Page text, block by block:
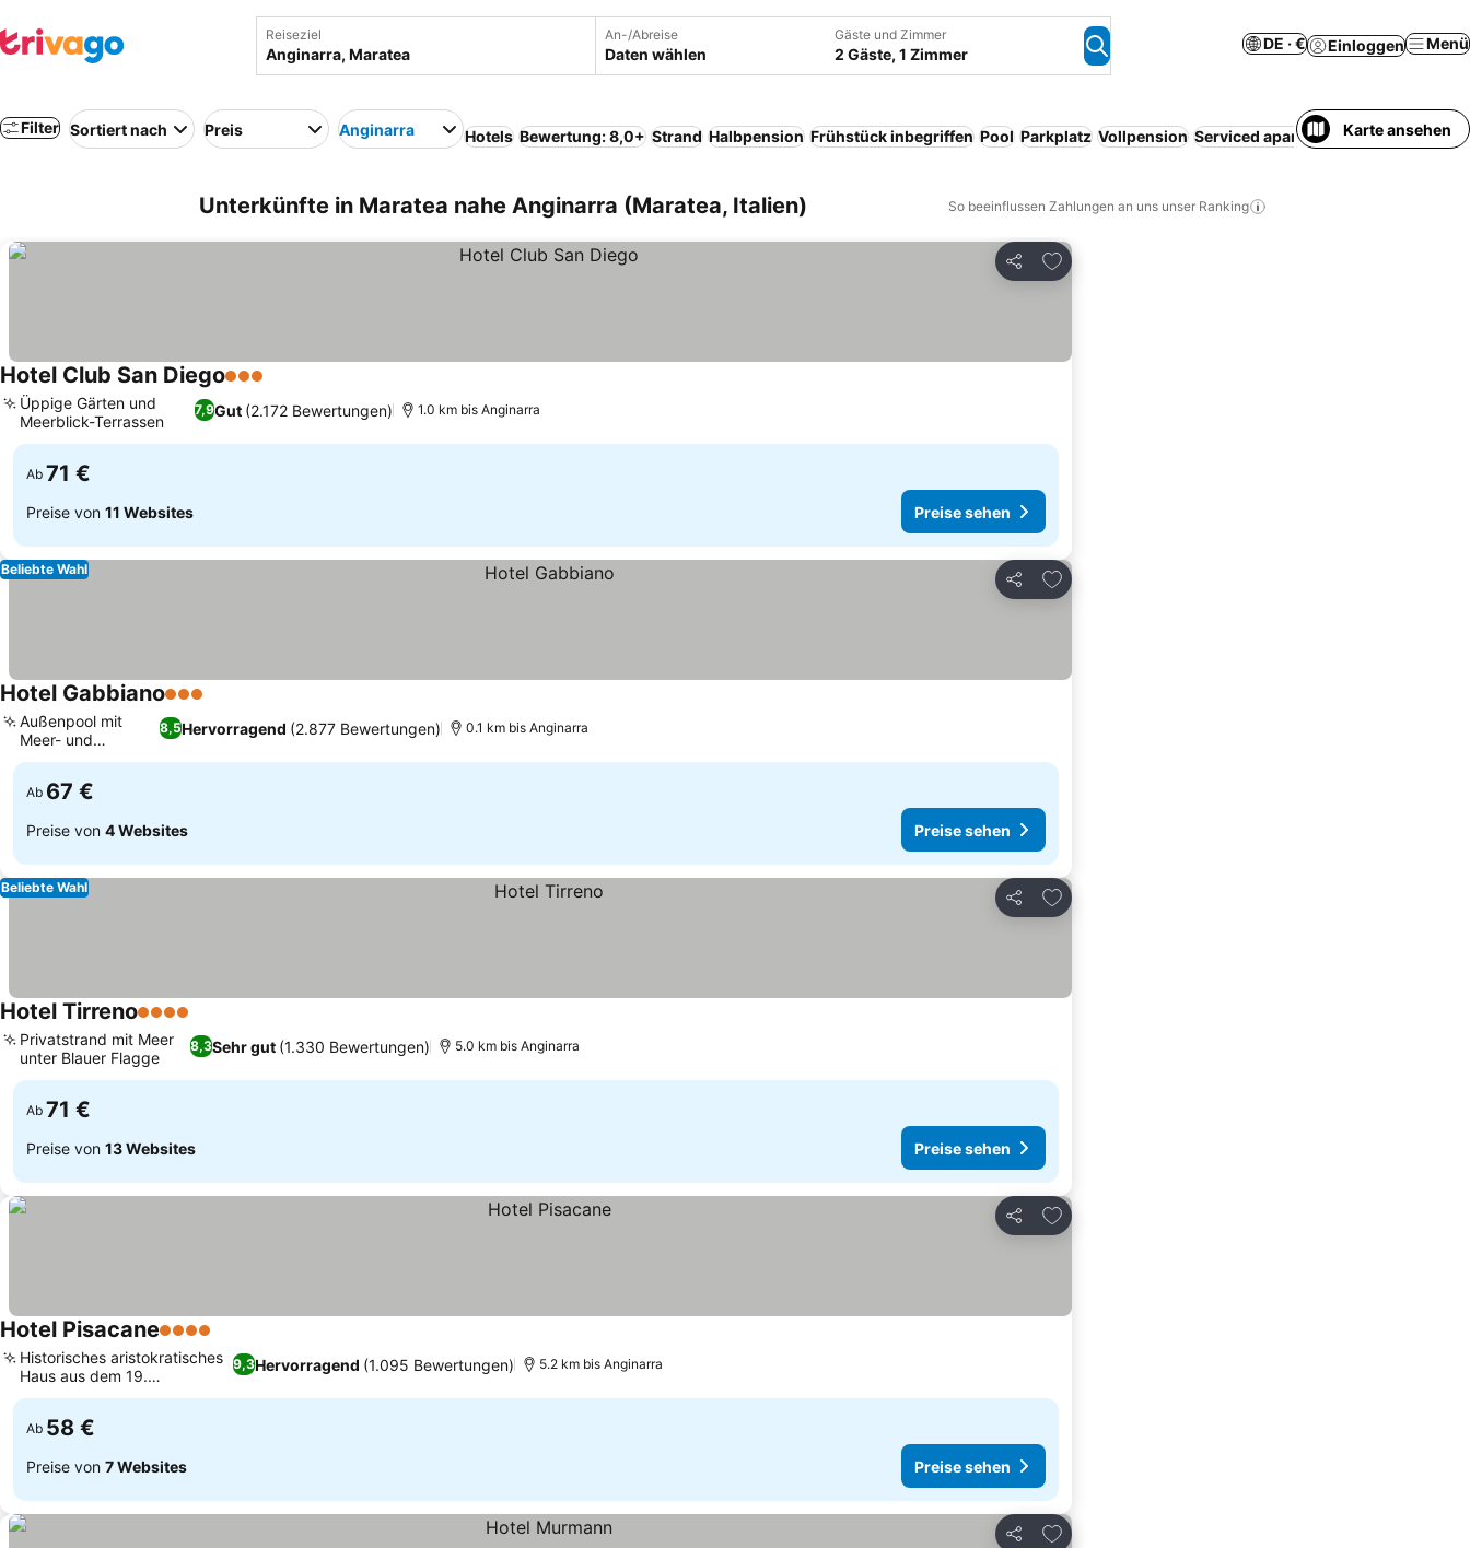
Reiseziel An-/Abreise
Daten wählen
Gäste und Zimmer
2 Gäste, 1 Zimmer
DE · € Einloggen Menü
Filter Sortiert nach Preis Anginarra Hotels Bewertung: 8,0+ Strand Halbpension Frühstück inbegriffen Pool Parkplatz Vollpension Serviced apartment Resort
Karte ansehen
Unterkünfte in Maratea nahe Anginarra (Maratea, Italien) So beeinflussen Zahlungen an uns unser Ranking
Teilen
Zu Favoriten hinzufügen
Hotel Club San Diego3 Sterne
7,9Gut (2.172 Bewertungen)
Üppige Gärten und
Meerblick-Terrassen
1.0 km bis Anginarra
Ab 71 €
Preise von 11 Websites Preise sehen
Teilen
Zu Favoriten hinzufügen
Beliebte Wahl
Hotel Gabbiano3 Sterne
8,5Hervorragend (2.877 Bewertungen)
Außenpool mit
Meer- und
Bergblick
0.1 km bis Anginarra
Ab 67 €
Preise von 4 Websites Preise sehen
Teilen
Zu Favoriten hinzufügen
Beliebte Wahl
Hotel Tirreno4 Sterne
8,3Sehr gut (1.330 Bewertungen)
Privatstrand mit Meer
unter Blauer Flagge
5.0 km bis Anginarra
Ab 71 €
Preise von 13 Websites Preise sehen
Teilen
Zu Favoriten hinzufügen
Hotel Pisacane4 Sterne
9,3Hervorragend (1.095 Bewertungen)
Historisches aristokratisches
Haus aus dem 19.
Jahrhundert
5.2 km bis Anginarra
Ab 58 €
Preise von 7 Websites Preise sehen
Teilen
Zu Favoriten hinzufügen